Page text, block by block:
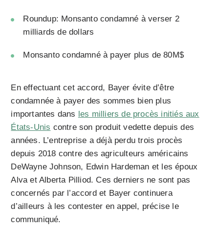
Roundup: Monsanto condamné à verser 2
milliards de dollars
Monsanto condamné à payer plus de 80M$
En effectuant cet accord, Bayer évite d’être
condamnée à payer des sommes bien plus
importantes dans les milliers de procès initiés aux
États-Unis contre son produit vedette depuis des
années. L’entreprise a déjà perdu trois procès
depuis 2018 contre des agriculteurs américains
DeWayne Johnson, Edwin Hardeman et les époux
Alva et Alberta Pilliod. Ces derniers ne sont pas
concernés par l’accord et Bayer continuera
d’ailleurs à les contester en appel, précise le
communiqué.